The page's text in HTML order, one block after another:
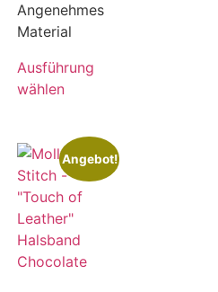
Angenehmes
Material
Ausführung
wählen
Angebot!